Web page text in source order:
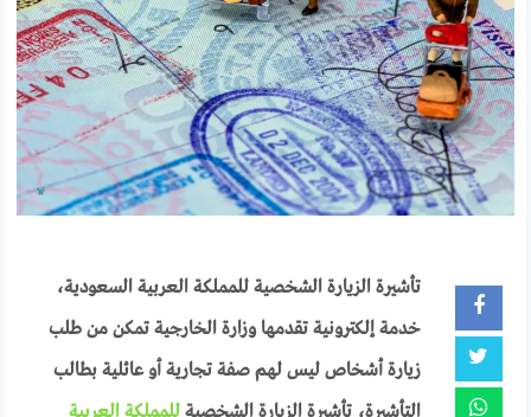
تأشيرة الزيارة الشخصية للمملكة العربية السعودية،
خدمة إلكترونية تقدمها وزارة الخارجية تمكن من طلب
زيارة أشخاص ليس لهم صفة تجارية أو عائلية بطالب